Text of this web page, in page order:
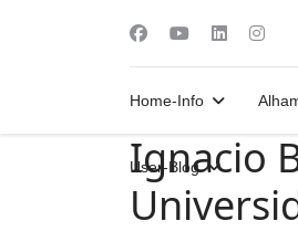
Home-Info
User-Blog
Ignacio